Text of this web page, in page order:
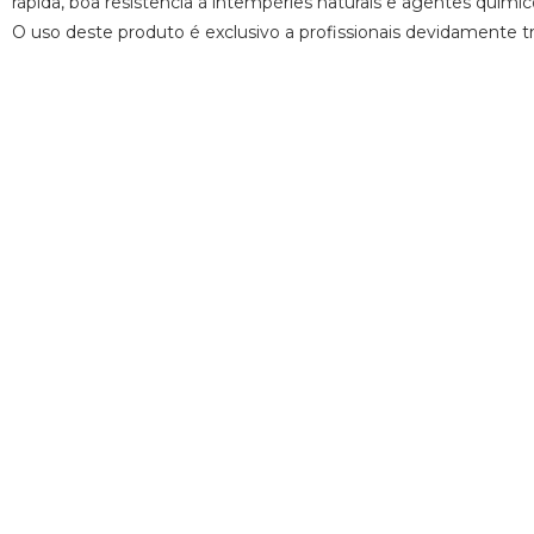
O uso deste produto é exclusivo a profissionais devidamente